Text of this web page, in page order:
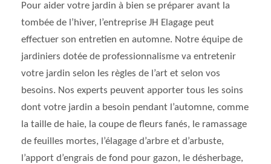
Pour aider votre jardin à bien se préparer avant la
tombée de l’hiver, l’entreprise JH Elagage peut
effectuer son entretien en automne. Notre équipe de
jardiniers dotée de professionnalisme va entretenir
votre jardin selon les règles de l’art et selon vos
besoins. Nos experts peuvent apporter tous les soins
dont votre jardin a besoin pendant l’automne, comme
la taille de haie, la coupe de fleurs fanés, le ramassage
de feuilles mortes, l’élagage d’arbre et d’arbuste,
l’apport d’engrais de fond pour gazon, le désherbage,